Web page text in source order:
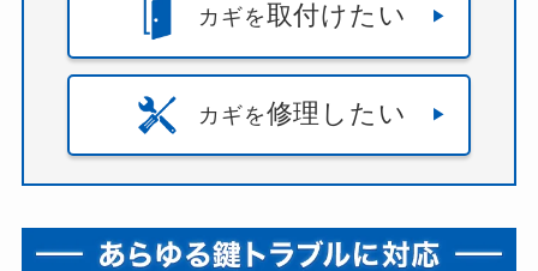
カギを取付けたい
カギを修理したい